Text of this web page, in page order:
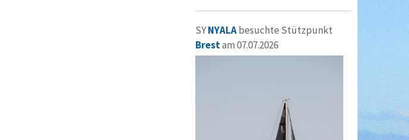
SYNYALAbesuchte Stützpunkt
Brestam 07.07.2026